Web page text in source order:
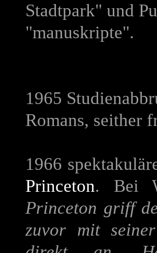
Stadtpark" und
"manuskripte".
1965
Romans, seither
1966
Princeton. Bei
Princeton griff
zuvor mit